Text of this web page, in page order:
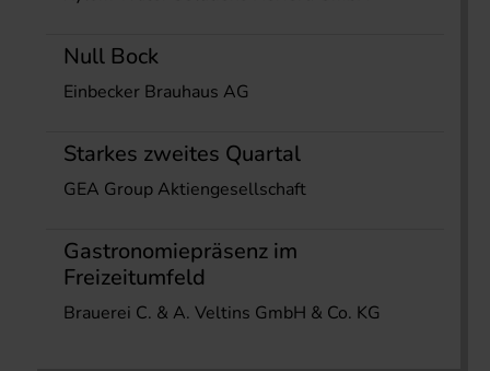
Null Bock
Einbecker Brauhaus AG
Starkes zweites Quartal
GEA Group Aktiengesellschaft
Gastronomiepräsenz im
Freizeitumfeld
Brauerei C. & A. Veltins GmbH & Co. KG